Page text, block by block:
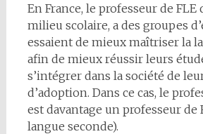
En France, le professeur de
milieu scolaire, a des groupes
essaient de mieux maîtriser la
afin de mieux réussir leurs
s’intégrer dans la société de
d’adoption. Dans ce cas, le
est davantage un professeur de
langue seconde).